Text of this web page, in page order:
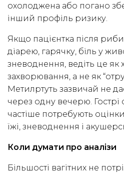
охолоджена або погано
інший профіль ризику.
Якщо пацієнтка після
діарею, гарячку, біль у
зневоднення, ведіть це як
захворювання, а не як
Метилртуть зазвичай не
через одну вечерю. Гострі
частіше потребують оцінки
їжі, зневоднення і
Коли думати про аналізи
Більшості вагітних не